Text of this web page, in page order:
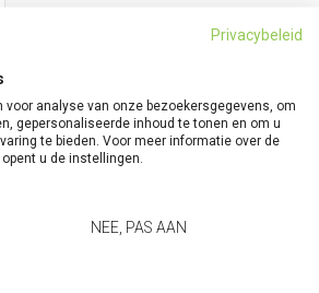
Privacybeleid
voor analyse van onze bezoekersgegevens, om
gepersonaliseerde inhoud te tonen en om u
te bieden. Voor meer informatie over de
u de instellingen.
NEE, PAS AAN